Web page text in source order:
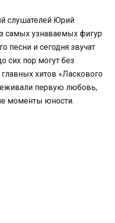
слушателей Юрий
самых узнаваемых фигур
песни и сегодня звучат
сих пор могут без
хитов «Ласкового
первую любовь,
моменты юности.